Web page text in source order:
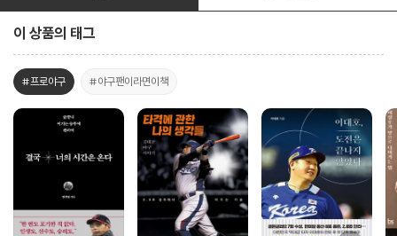
이 상품의 태그
#프로야구 #야구팬이라면이책